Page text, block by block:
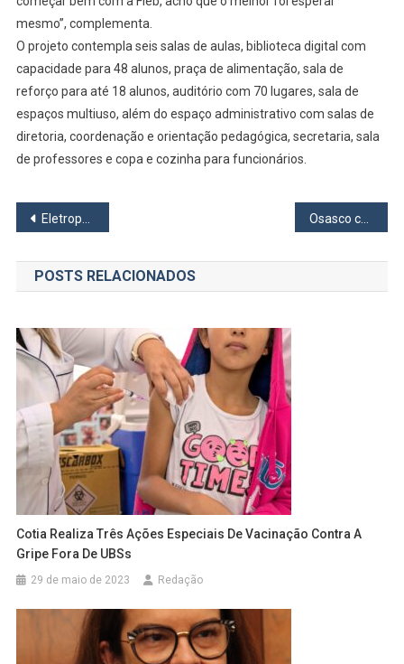
mesmo”, complementa.
O projeto contempla seis salas de aulas, biblioteca digital com
capacidade para 48 alunos, praça de alimentação, sala de
reforço para até 18 alunos, auditório com 70 lugares, sala de
espaços multiuso, além do espaço administrativo com salas de
diretoria, coordenação e orientação pedagógica, secretaria, sala
de professores e copa e cozinha para funcionários.
Navegação
de
Post
Eletropaulo oferece troca de geladeiras e lâmpadas
POSTS RELACIONADOS
Cotia Realiza Três Ações Especiais De Vacinação Contra A
Gripe Fora De UBSs
29 de maio de 2023 Redação